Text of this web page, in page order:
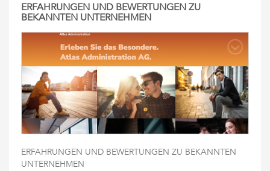
ERFAHRUNGEN UND BEWERTUNGEN ZU
BEKANNTEN UNTERNEHMEN
ERFAHRUNGEN UND BEWERTUNGEN ZU BEKANNTEN
UNTERNEHMEN